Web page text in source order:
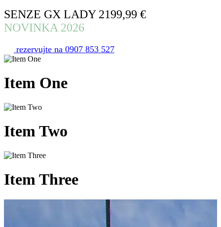
SENZE GX LADY 2199,99 €
NOVINKA 2026
rezervujte na 0907 853 527
Item One
ItemTwo
Item Three